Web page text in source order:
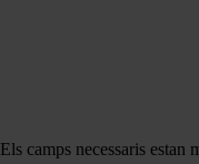
Els camps necessaris estan